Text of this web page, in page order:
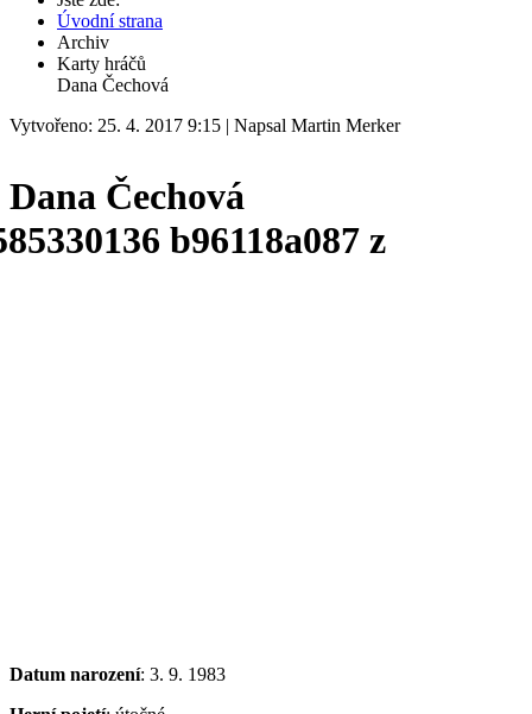
Úvodní strana
Archiv
Karty hráčů
Dana Čechová
Vytvořeno: 25. 4. 2017 9:15 | Napsal Martin Merker
Dana Čechová
Datum narození: 3. 9. 1983